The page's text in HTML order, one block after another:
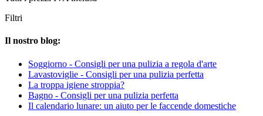
Filtri
Il nostro blog:
Soggiorno - Consigli per una pulizia a regola d'arte
Lavastoviglie - Consigli per una pulizia perfetta
La troppa igiene stroppia?
Bagno - Consigli per una pulizia perfetta
Il calendario lunare: un aiuto per le faccende domestiche